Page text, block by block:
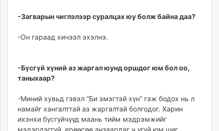
-Загварын чиглэлээр суралцах юу болж байна даа?
-Он гараад хичээл эхэлнэ.
-Бүсгүй хүний аз жаргал юунд оршдог юм бол оо,
таныхаар?
-Миний хувьд гэвэл “Би эмэгтэй хүн” гэж бодох нь л
намайг хангалттай аз жаргалтай болгодог. Харин
ихэнхи бүсгүйчүүд маань тийм мэдрэмжийг
мэдэрдэггүй, ерөөсөө анзаардаг ч үгүй юм шиг